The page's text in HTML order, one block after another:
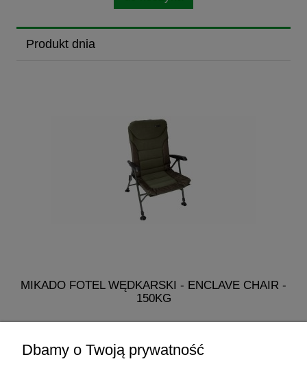
Produkt dnia
MIKADO FOTEL WĘDKARSKI - ENCLAVE CHAIR -
150KG
do koszyka
Dbamy o Twoją prywatność